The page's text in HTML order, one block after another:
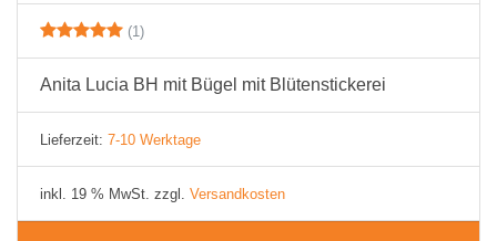
(1)
Anita Lucia BH mit Bügel mit Blütenstickerei
Lieferzeit: 7-10 Werktage
inkl. 19 % MwSt. zzgl. Versandkosten